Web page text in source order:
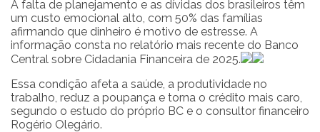
A falta de planejamento e as dívidas dos brasileiros têm
um custo emocional alto, com 50% das famílias
afirmando que dinheiro é motivo de estresse. A
informação consta no relatório mais recente do Banco
Central sobre Cidadania Financeira de 2025.
Essa condição afeta a saúde, a produtividade no
trabalho, reduz a poupança e torna o crédito mais caro,
segundo o estudo do próprio BC e o consultor financeiro
Rogério Olegário.